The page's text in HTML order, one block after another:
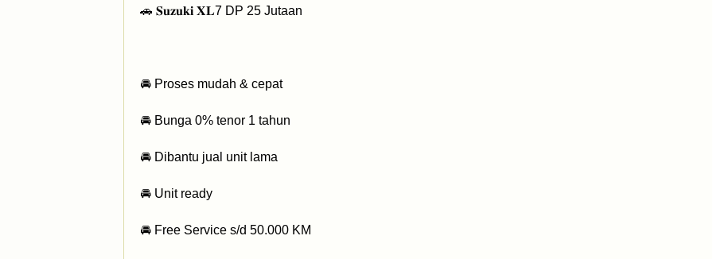
‎🚗 𝐒𝐮𝐳𝐮𝐤𝐢 𝐗𝐋7 DP 25 Jutaan
‎🚘 Proses mudah & cepat
‎🚘 Bunga 0% tenor 1 tahun
‎🚘 Dibantu jual unit lama
‎🚘 Unit ready
‎🚘 Free Service s/d 50.000 KM